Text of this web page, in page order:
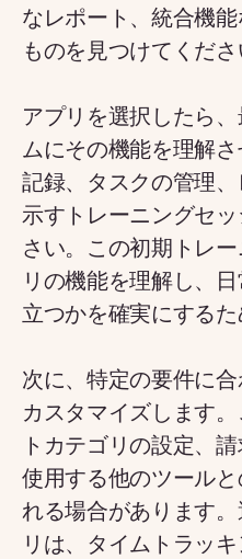
なレポート、統合機
ものを見つけてくださ
アプリを選択したら
ムにその機能を理解
記録、タスクの管理
示すトレーニングセ
さい。この初期トレ
リの機能を理解し、
立つかを確実にするた
次に、特定の要件に
カスタマイズします
トカテゴリの設定、
使用する他のツール
れる場合があります
リは、タイムトラッ